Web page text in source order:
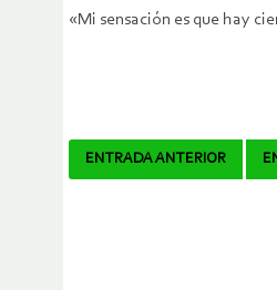
«Mi sensación es que hay
Navegador
ENTRADA ANTERIOR